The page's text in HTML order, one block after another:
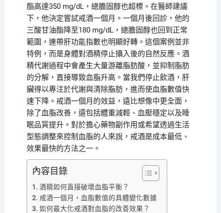
酯高達350 mg/dL，總膽固醇也超標。在醫師建議
下，他決定嘗試戒酒一個月。一個月後回診，他的
三酸甘油酯降至180 mg/dL，總膽固醇也回到正常
範圍，連帶肝功能指數也明顯好轉。這個案例並非
特例，而是身體對酒精停止攝入後的自然反應。酒
精代謝過程中會產生大量游離脂肪酸，並抑制脂肪
的分解，直接導致血脂升高。當我們停止飲酒，肝
臟得以專注於代謝與清除脂肪，進而使血脂數值快
速下降。戒酒一個月的效益，遠比想像中更全面，
除了血脂改善，還包括體重減輕、血壓穩定以及睡
眠品質提升。對於擔心藥物副作用或希望透過生活
型態調整來控制血脂的人來說，戒酒是成本最低、
效果最快的方法之一。
內容目錄
酒精如何直接破壞血脂平衡？
戒酒一個月，血脂數值的具體變化數據
如何最大化戒酒對血脂的改善效果？